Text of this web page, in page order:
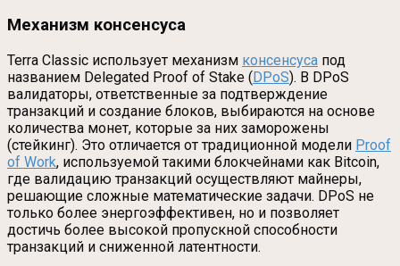
Механизм консенсуса
Terra Classic использует механизм консенсуса под
названием Delegated Proof of Stake (DPoS). В DPoS
валидаторы, ответственные за подтверждение
транзакций и создание блоков, выбираются на основе
количества монет, которые за них заморожены
(стейкинг). Это отличается от традиционной модели Proof
of Work, используемой такими блокчейнами как Bitcoin,
где валидацию транзакций осуществляют майнеры,
решающие сложные математические задачи. DPoS не
только более энергоэффективен, но и позволяет
достичь более высокой пропускной способности
транзакций и сниженной латентности.